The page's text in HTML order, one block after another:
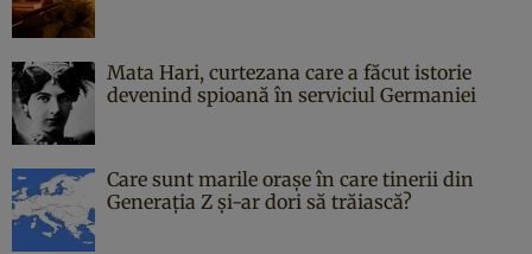
Mata Hari, curtezana care a făcut istorie
devenind spioană în serviciul Germaniei
Care sunt marile orașe în care tinerii din
Generația Z și-ar dori să trăiască?